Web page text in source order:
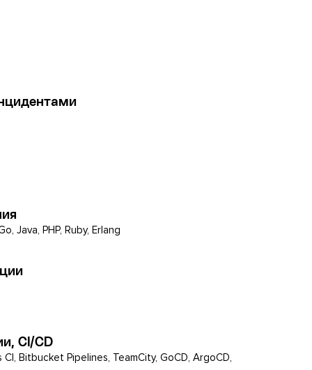
Java, PHP, Ruby, Erlang
CI/CD
CI, Bitbucket Pipelines, TeamCity, GoCD, ArgoCD,